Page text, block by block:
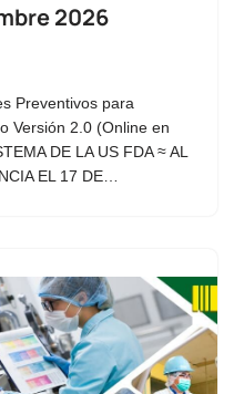
2026
Preventivos para
Versión 2.0 (Online en
DE LA US FDA ≈ AL
EL 17 DE…